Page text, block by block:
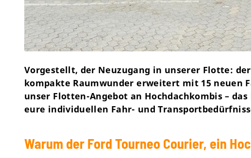
Vorgestellt, der Neuzugang in unserer Flotte:
kompakte Raumwunder erweitert mit 15 neuen
unser Flotten-Angebot an Hochdachkombis –
eure individuellen Fahr- und
Warum der Ford Tourneo Courier, ein